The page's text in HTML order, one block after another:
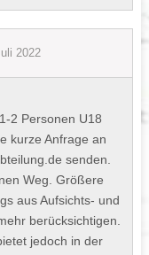
2022
2 Personen U18
kurze Anfrage an
senden.
Weg. Größere
aus Aufsichts- und
berücksichtigen.
jedoch in der